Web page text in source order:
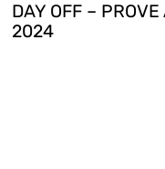
DAY OFF –
2024